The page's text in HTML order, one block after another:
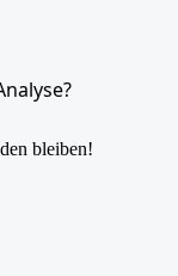
bleiben!